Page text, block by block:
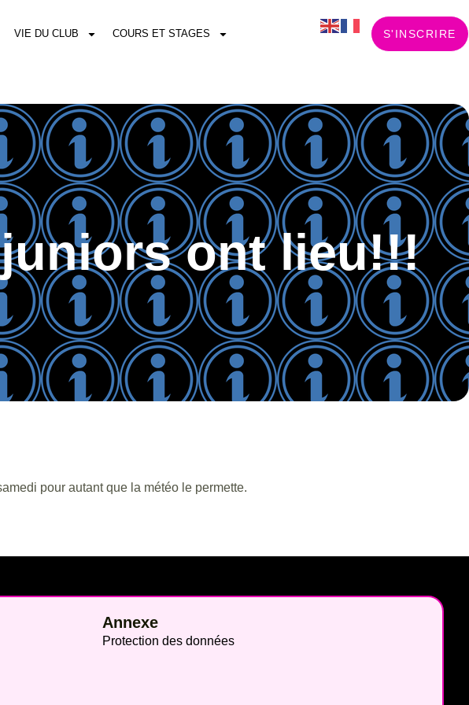
VIE DU CLUB COURS ET STAGES S'INSCRIRE
ont lieu!!!
pour autant que la météo le permette.
Annexe
Protection des données